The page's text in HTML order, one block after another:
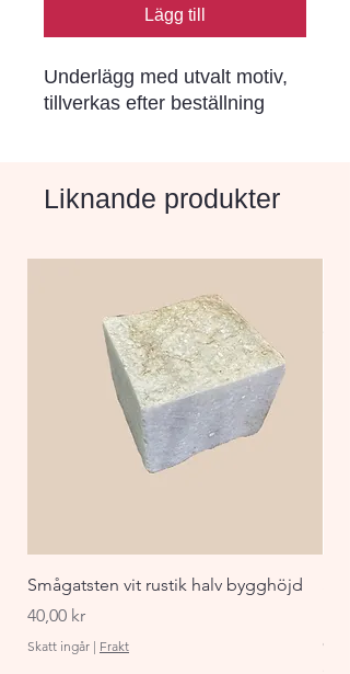
Lägg till
Underlägg med utvalt motiv,
tillverkas efter beställning
Liknande produkter
Smågatsten vit rustik halv bygghöjd
Pris
40,00 kr
Skatt ingår | Frakt
Pris